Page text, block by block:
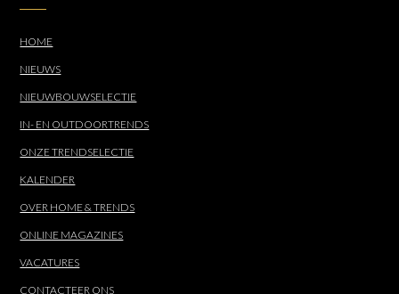
HOME
NIEUWS
NIEUWBOUWSELECTIE
IN- EN OUTDOORTRENDS
ONZE TRENDSELECTIE
KALENDER
OVER HOME & TRENDS
ONLINE MAGAZINES
VACATURES
CONTACTEER ONS